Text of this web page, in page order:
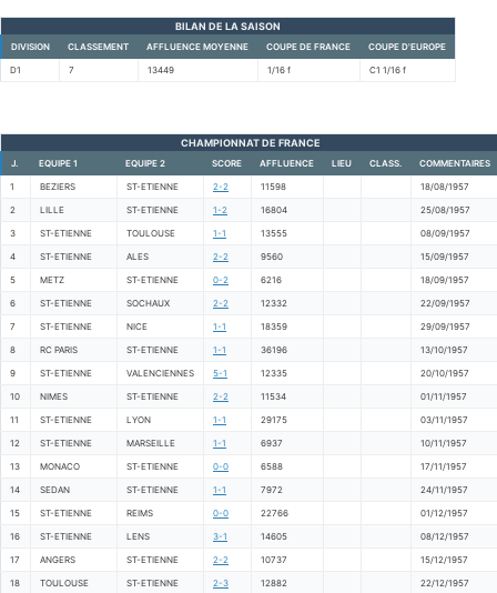
BILAN DE LA SAISON
DIVISION CLASSEMENT AFFLUENCE MOYENNE COUPE DE FRANCE COUPE D'EUROPE
D1 7 13449 1/16 f C1 1/16 f
CHAMPIONNAT DE FRANCE
J. EQUIPE 1 EQUIPE 2 SCORE AFFLUENCE LIEU CLASS. COMMENTAIRES
1 BEZIERS ST-ETIENNE 2-2 11598 18/08/1957
2 LILLE ST-ETIENNE 1-2 16804 25/08/1957
3 ST-ETIENNE TOULOUSE 1-1 13555 08/09/1957
4 ST-ETIENNE ALES 2-2 9560 15/09/1957
5 METZ ST-ETIENNE 0-2 6216 18/09/1957
6 ST-ETIENNE SOCHAUX 2-2 12332 22/09/1957
7 ST-ETIENNE NICE 1-1 18359 29/09/1957
8 RC PARIS ST-ETIENNE 1-1 36196 13/10/1957
9 ST-ETIENNE VALENCIENNES 5-1 12335 20/10/1957
10 NIMES ST-ETIENNE 2-2 11534 01/11/1957
11 ST-ETIENNE LYON 1-1 29175 03/11/1957
12 ST-ETIENNE MARSEILLE 1-1 6937 10/11/1957
13 MONACO ST-ETIENNE 0-0 6588 17/11/1957
14 SEDAN ST-ETIENNE 1-1 7972 24/11/1957
15 ST-ETIENNE REIMS 0-0 22766 01/12/1957
16 ST-ETIENNE LENS 3-1 14605 08/12/1957
17 ANGERS ST-ETIENNE 2-2 10737 15/12/1957
18 TOULOUSE ST-ETIENNE 2-3 12882 22/12/1957